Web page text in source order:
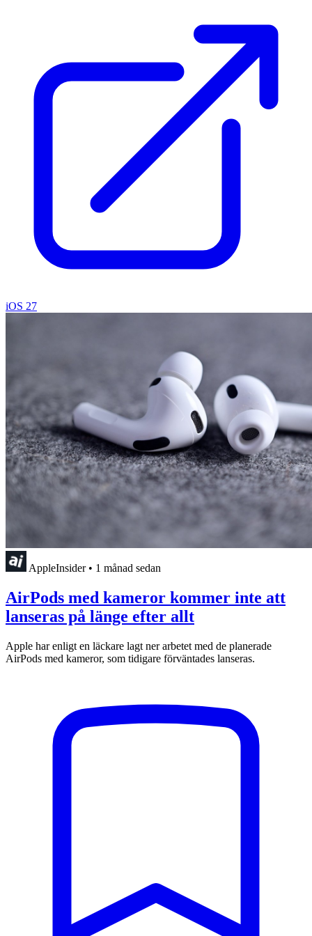
iOS 27
AppleInsider • 1 månad sedan
AirPods med kameror kommer inte att
lanseras på länge efter allt
Apple har enligt en läckare lagt ner arbetet med de planerade
AirPods med kameror, som tidigare förväntades lanseras.